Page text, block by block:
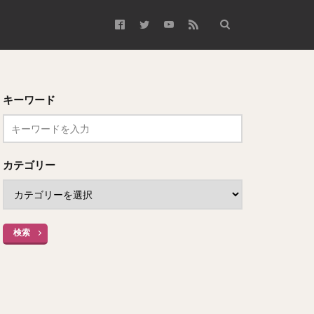
キーワード
カテゴリー
検索